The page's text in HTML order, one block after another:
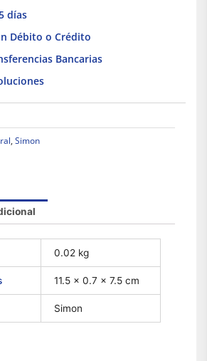
días
Débito o Crédito
Bancarias
, Simon
0.02 kg
11.5 × 0.7 × 7.5 cm
Simon